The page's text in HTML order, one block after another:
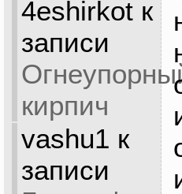
4eshirkotк
записи
кирпич
vashu1 к
записи